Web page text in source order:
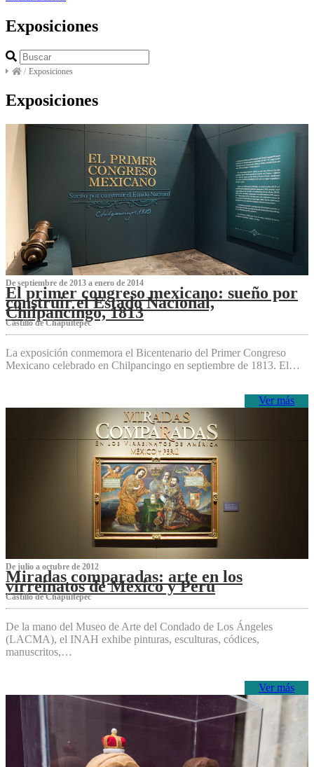
Exposiciones
/ Exposiciones
Exposiciones
De septiembre de 2013 a enero de 2014
El primer congreso mexicano: sueño por
construir el Estado Nacional,
Chilpancingo, 1813
Castillo de Chapultepec
La exposición conmemora el Bicentenario del Primer Congreso
Mexicano celebrado en Chilpancingo en septiembre de 1813. El…
Ver más
De julio a octubre de 2012
Miradas comparadas: arte en los
virreinatos de México y Perú
Castillo de Chapultepec
De la mano del Museo de Arte del Condado de Los Ángeles
(LACMA), el INAH exhibe pinturas, esculturas, códices,
manuscritos,…
Ver más